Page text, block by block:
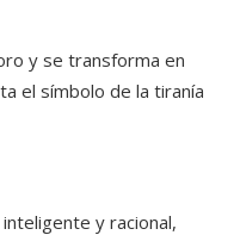
y se transforma en
el símbolo de la tiranía
y racional,